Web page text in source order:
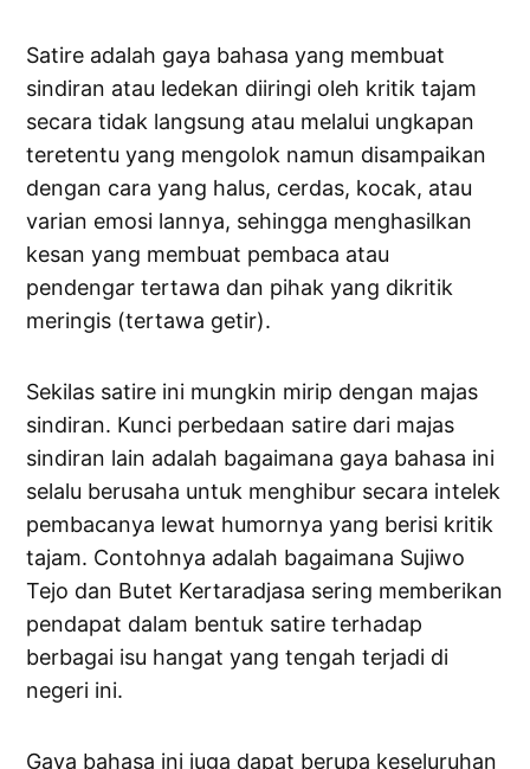
Satire adalah gaya bahasa yang membuat
sindiran atau ledekan diiringi oleh kritik tajam
secara tidak langsung atau melalui ungkapan
teretentu yang mengolok namun disampaikan
dengan cara yang halus, cerdas, kocak, atau
varian emosi lannya, sehingga menghasilkan
kesan yang membuat pembaca atau
pendengar tertawa dan pihak yang dikritik
meringis (tertawa getir).
Sekilas satire ini mungkin mirip dengan majas
sindiran. Kunci perbedaan satire dari majas
sindiran lain adalah bagaimana gaya bahasa ini
selalu berusaha untuk menghibur secara intelek
pembacanya lewat humornya yang berisi kritik
tajam. Contohnya adalah bagaimana Sujiwo
Tejo dan Butet Kertaradjasa sering memberikan
pendapat dalam bentuk satire terhadap
berbagai isu hangat yang tengah terjadi di
negeri ini.
Gaya bahasa ini juga dapat berupa keseluruhan